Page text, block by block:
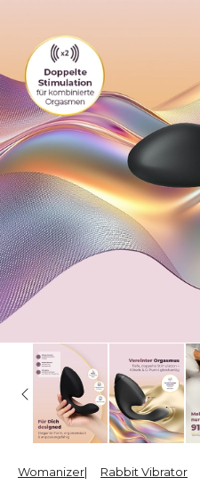
Womanizer Rabbit Vibrator